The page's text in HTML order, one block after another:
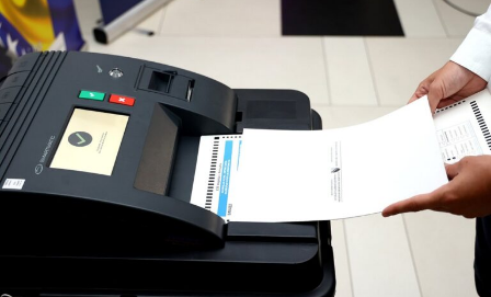
Posebno je ukazala na činjenicu da je ministar inostranih
poslova BiH Elmedin Konaković 4. i 5. oktobra 2025.
godine boravio u službenoj posjeti zemljama
Skandinavije, neposredno uoči izricanja presude, koja je
donesena 30. oktobra iste godine.
Ministarstvo inostranih poslova BiH do sada se nije
zvanično oglasilo povodom ovih navoda.